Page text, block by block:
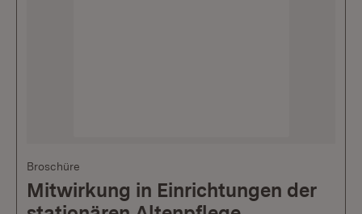
Broschüre
Mitwirkung in Einrichtungen der